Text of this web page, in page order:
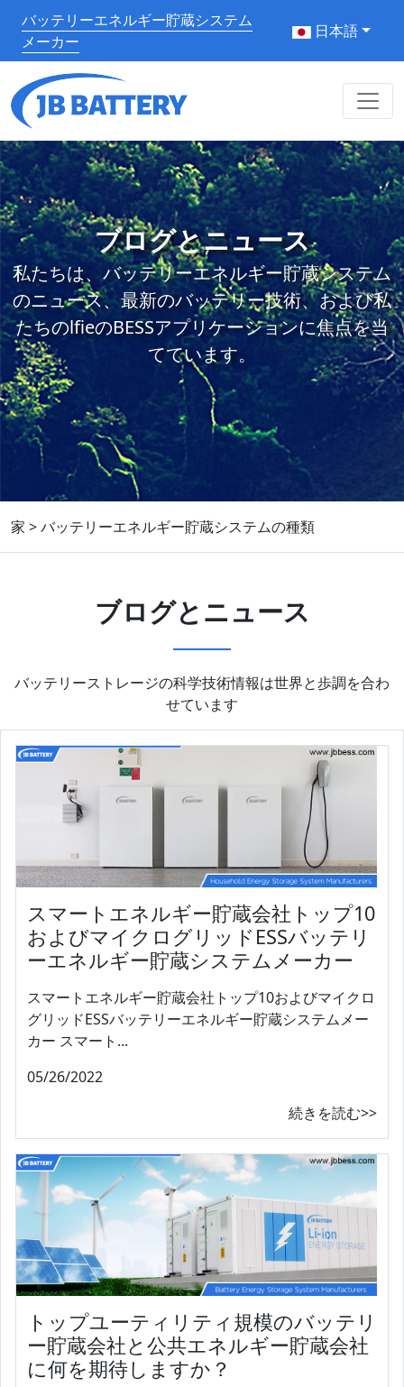
バッテリーエネルギー貯蔵システム
メーカー
日本語
ブログとニュース
私たちは、バッテリーエネルギー貯蔵システム
のニュース、最新のバッテリー技術、および私
たちのlfieのBESSアプリケーションに焦点を当
てています。
家 >バッテリーエネルギー貯蔵システムの種類
ブログとニュース
バッテリーストレージの科学技術情報は世界と歩調を合わ
せています
スマートエネルギー貯蔵会社トップ10
およびマイクログリッドESSバッテリ
ーエネルギー貯蔵システムメーカー
スマートエネルギー貯蔵会社トップ10およびマイクロ
グリッドESSバッテリーエネルギー貯蔵システムメー
カー スマート...
05/26/2022
続きを読む>>
トップユーティリティ規模のバッテリ
ー貯蔵会社と公共エネルギー貯蔵会社
に何を期待しますか？